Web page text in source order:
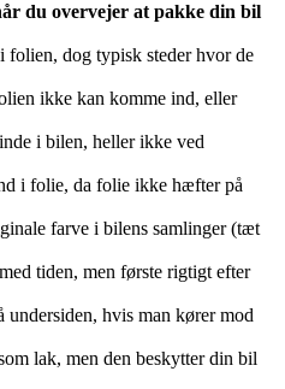
du overvejer at pakke din bil
dog typisk steder hvor de
ikke kan komme ind, eller
i bilen, heller ikke ved
i folie, da folie ikke hæfter på
farve i bilens samlinger (tæt
tiden, men første rigtigt efter
hvis man kører mod
lak, men den beskytter din bil